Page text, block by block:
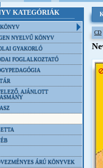
KATEGÓRIÁK
NYELVŰ KÖNYV
GYAKORLÓ
FOGLALKOZTATÓ
AJÁNLOTT
ÁRÚ KÖNYVEK
CD